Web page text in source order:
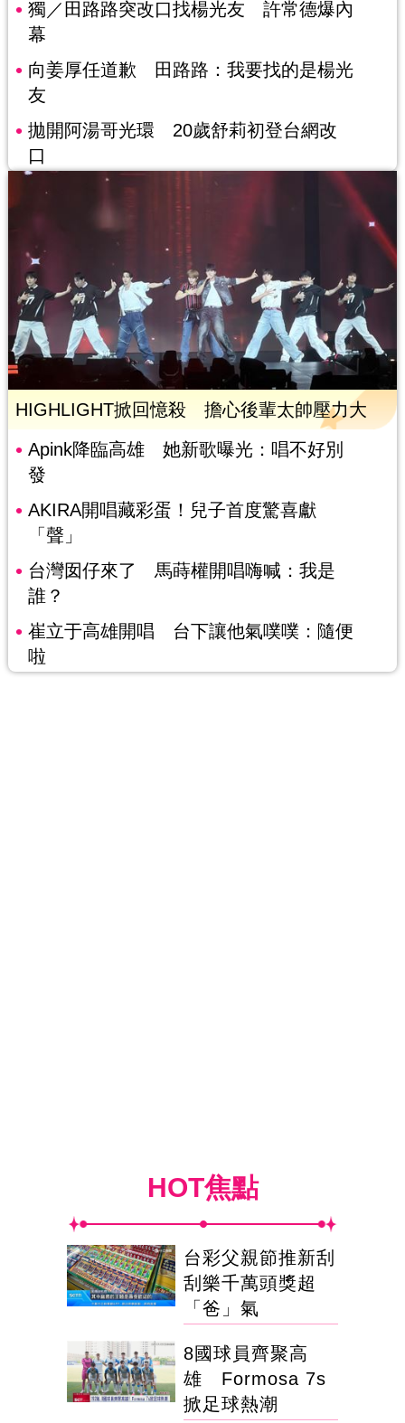
獨／田路路突改口找楊光友 許常德爆內
幕
向姜厚任道歉 田路路：我要找的是楊光
友
拋開阿湯哥光環 20歲舒莉初登台網改
口
HIGHLIGHT掀回憶殺 擔心後輩太帥壓力大
Apink降臨高雄 她新歌曝光：唱不好別
發
AKIRA開唱藏彩蛋！兒子首度驚喜獻
「聲」
台灣囡仔來了 馬蒔權開唱嗨喊：我是
誰？
崔立于高雄開唱 台下讓他氣噗噗：隨便
啦
HOT焦點
台彩父親節推新刮
刮樂千萬頭獎超
「爸」氣
8國球員齊聚高
雄 Formosa 7s
掀足球熱潮